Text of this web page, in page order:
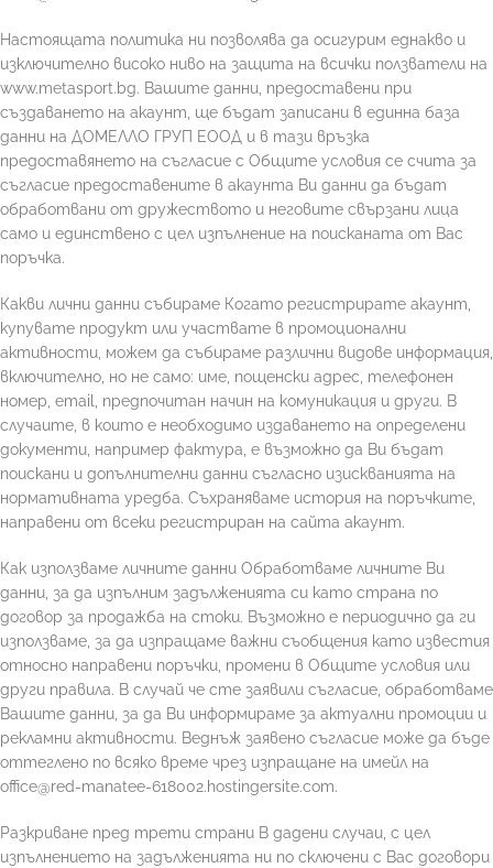
Настоящата политика ни позволява да осигурим еднакво и
изключително високо ниво на защита на всички ползватели на
www.metasport.bg. Вашите данни, предоставени при
създаването на акаунт, ще бъдат записани в единна база
данни на ДОМЕЛЛО ГРУП ЕООД и в тази връзка
предоставянето на съгласие с Общите условия се счита за
съгласие предоставените в акаунта Ви данни да бъдат
обработвани от дружеството и неговите свързани лица
само и единствено с цел изпълнение на поисканата от Вас
поръчка.
Какви лични данни събираме Когато регистрирате акаунт,
купувате продукт или участвате в промоционални
активности, можем да събираме различни видове информация,
включително, но не само: име, пощенски адрес, телефонен
номер, email, предпочитан начин на комуникация и други. В
случаите, в които е необходимо издаването на определени
документи, например фактура, е възможно да Ви бъдат
поискани и допълнителни данни съгласно изискванията на
нормативната уредба. Съхраняваме история на поръчките,
направени от всеки регистриран на сайта акаунт.
Как използваме личните данни Обработваме личните Ви
данни, за да изпълним задълженията си като страна по
договор за продажба на стоки. Възможно е периодично да ги
използваме, за да изпращаме важни съобщения като известия
относно направени поръчки, промени в Общите условия или
други правила. В случай че сте заявили съгласие, обработваме
Вашите данни, за да Ви информираме за актуални промоции и
рекламни активности. Веднъж заявено съгласие може да бъде
оттеглено по всяко време чрез изпращане на имейл на
office@red-manatee-618002.hostingersite.com.
Разкриване пред трети страни В дадени случаи, с цел
изпълнението на задълженията ни по сключени с Вас договори